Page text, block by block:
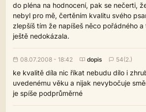
do pléna na hodnocení, pak se nečerti,
nebyl pro mě, čertěním kvalitu svého
zlepšíš tím že napíšeš něco pořádného
ještě nedokázala.
08.07.2008 - 18:42 dopis 54(2.)
ke kvalitě díla nic říkat nebudu dílo i
uvedenému věku a nijak nevybočuje
je spíše podprůměrné